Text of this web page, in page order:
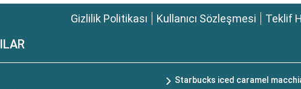
Gizlilik Politikası Kullanıcı Sözleşmesi Teklif
Starbucks iced caramel